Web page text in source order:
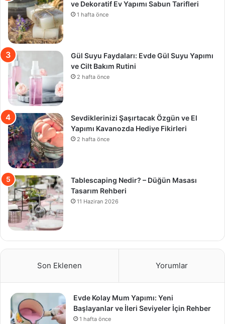
ve Dekoratif Ev Yapımı Sabun Tarifleri
1 hafta önce
Gül Suyu Faydaları: Evde Gül Suyu Yapımı
ve Cilt Bakım Rutini
2 hafta önce
Sevdiklerinizi Şaşırtacak Özgün ve El
Yapımı Kavanozda Hediye Fikirleri
2 hafta önce
Tablescaping Nedir? – Düğün Masası
Tasarım Rehberi
11 Haziran 2026
Son Eklenen Yorumlar
Evde Kolay Mum Yapımı: Yeni
Başlayanlar ve İleri Seviyeler İçin Rehber
1 hafta önce